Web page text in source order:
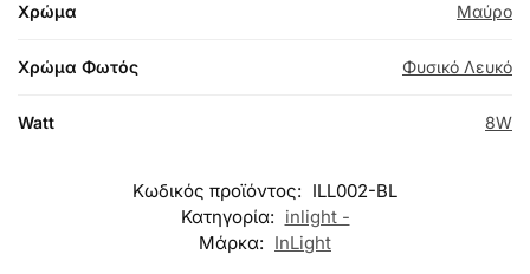
Χρώμα Μαύρο
Χρώμα Φωτός Φυσικό Λευκό
Watt 8W
Κωδικός προϊόντος: ILL002-BL
Κατηγορία: inlight -
Μάρκα: InLight